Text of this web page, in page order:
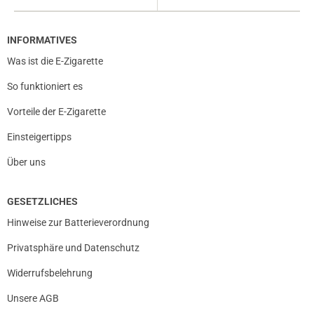
INFORMATIVES
Was ist die E-Zigarette
So funktioniert es
Vorteile der E-Zigarette
Einsteigertipps
Über uns
GESETZLICHES
Hinweise zur Batterieverordnung
Privatsphäre und Datenschutz
Widerrufsbelehrung
Unsere AGB